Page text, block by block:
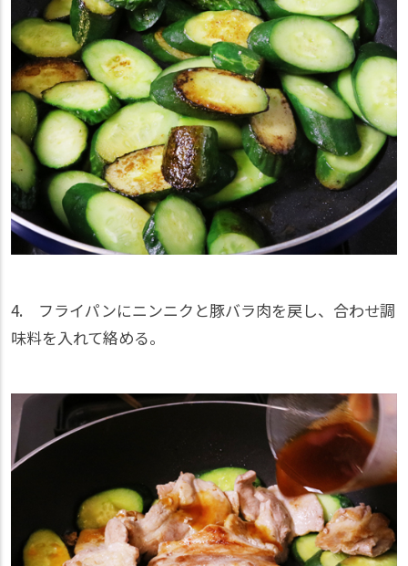
4. フライパンにニンニクと豚バラ肉を戻し、合わせ調
味料を入れて絡める。